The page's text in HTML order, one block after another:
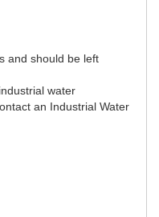
and should be left
water
an Industrial Water